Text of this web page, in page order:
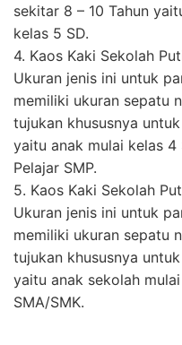
sekitar 8 – 10 Tahun
kelas 5 SD.
4. Kaos Kaki Sekolah
Ukuran jenis ini untuk
memiliki ukuran sepatu
tujukan khususnya
yaitu anak mulai kelas 4
Pelajar SMP.
5. Kaos Kaki Sekolah
Ukuran jenis ini untuk
memiliki ukuran sepatu
tujukan khususnya
yaitu anak sekolah
SMA/SMK.